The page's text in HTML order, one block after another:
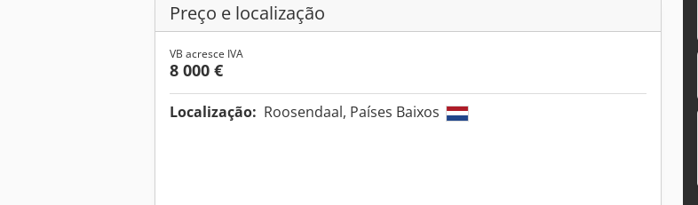
Preço e localização
VB acresce IVA
8 000 €
Localização: Roosendaal, Países Baixos